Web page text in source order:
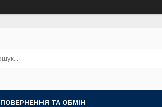
ПОВЕРНЕННЯ ТА ОБМІН